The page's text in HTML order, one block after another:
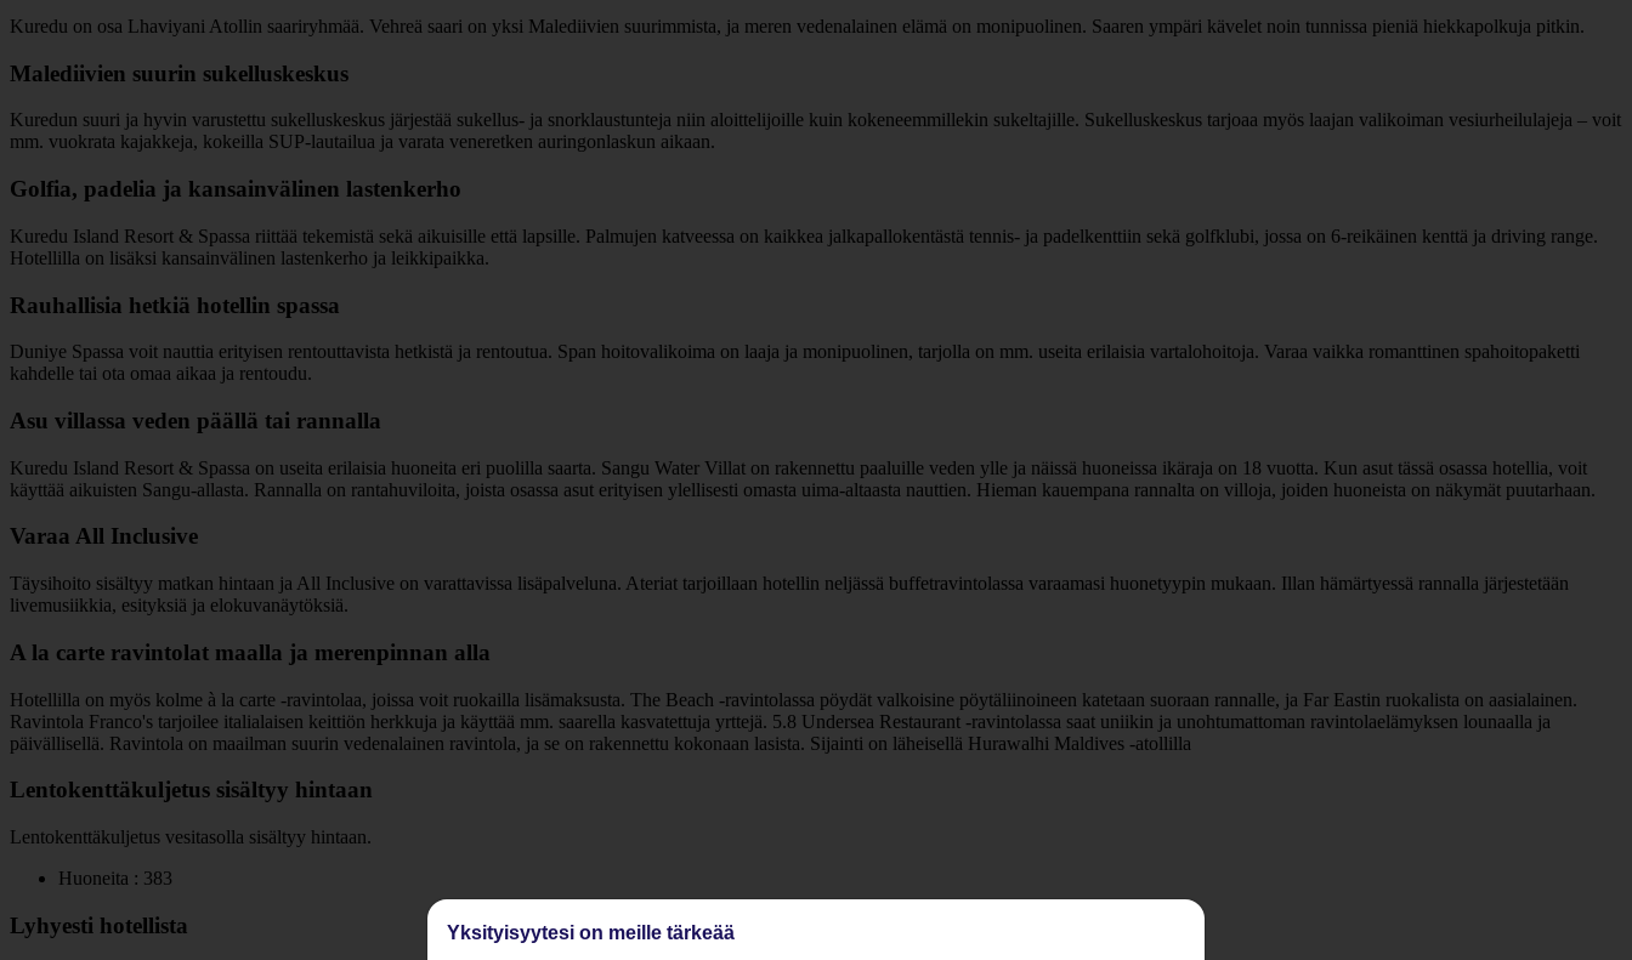
Kuredu on osa Lhaviyani Atollin saariryhmää. Vehreä saari on yksi Malediivien suurimmista, ja meren vedenalainen elämä on monipuolinen. Saaren ympäri kävelet noin tunnissa pieniä hiekkapolkuja pitkin.
Malediivien suurin sukelluskeskus
Kuredun suuri ja hyvin varustettu sukelluskeskus järjestää sukellus- ja snorklaustunteja niin aloittelijoille kuin kokeneemmillekin sukeltajille. Sukelluskeskus tarjoaa myös laajan valikoiman vesiurheilulajeja – voit
mm. vuokrata kajakkeja, kokeilla SUP-lautailua ja varata veneretken auringonlaskun aikaan.
Golfia, padelia ja kansainvälinen lastenkerho
Kuredu Island Resort & Spassa riittää tekemistä sekä aikuisille että lapsille. Palmujen katveessa on kaikkea jalkapallokentästä tennis- ja padelkenttiin sekä golfklubi, jossa on 6-reikäinen kenttä ja driving range.
Hotellilla on lisäksi kansainvälinen lastenkerho ja leikkipaikka.
Rauhallisia hetkiä hotellin spassa
Duniye Spassa voit nauttia erityisen rentouttavista hetkistä ja rentoutua. Span hoitovalikoima on laaja ja monipuolinen, tarjolla on mm. useita erilaisia vartalohoitoja. Varaa vaikka romanttinen spahoitopaketti
kahdelle tai ota omaa aikaa ja rentoudu.
Asu villassa veden päällä tai rannalla
Kuredu Island Resort & Spassa on useita erilaisia huoneita eri puolilla saarta. Sangu Water Villat on rakennettu paaluille veden ylle ja näissä huoneissa ikäraja on 18 vuotta. Kun asut tässä osassa hotellia, voit
käyttää aikuisten Sangu-allasta. Rannalla on rantahuviloita, joista osassa asut erityisen ylellisesti omasta uima-altaasta nauttien. Hieman kauempana rannalta on villoja, joiden huoneista on näkymät puutarhaan.
Varaa All Inclusive
Täysihoito sisältyy matkan hintaan ja All Inclusive on varattavissa lisäpalveluna. Ateriat tarjoillaan hotellin neljässä buffetravintolassa varaamasi huonetyypin mukaan. Illan hämärtyessä rannalla järjestetään
livemusiikkia, esityksiä ja elokuvanäytöksiä.
A la carte ravintolat maalla ja merenpinnan alla
Hotellilla on myös kolme à la carte -ravintolaa, joissa voit ruokailla lisämaksusta. The Beach -ravintolassa pöydät valkoisine pöytäliinoineen katetaan suoraan rannalle, ja Far Eastin ruokalista on aasialainen.
Ravintola Franco's tarjoilee italialaisen keittiön herkkuja ja käyttää mm. saarella kasvatettuja yrttejä. 5.8 Undersea Restaurant -ravintolassa saat uniikin ja unohtumattoman ravintolaelämyksen lounaalla ja
päivällisellä. Ravintola on maailman suurin vedenalainen ravintola, ja se on rakennettu kokonaan lasista. Sijainti on läheisellä Hurawalhi Maldives -atollilla
Lentokenttäkuljetus sisältyy hintaan
Lentokenttäkuljetus vesitasolla sisältyy hintaan.
Huoneita : 383
Lyhyesti hotellista Yksityisyytesi on meille tärkeää